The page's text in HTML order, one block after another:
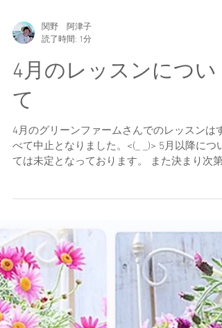
修学旅行、大会や公演・・・。 喜んだり、悲
んだり、悔しい思いをしたり、勝ったり、負
たり、人生に影響...
関野 阿津子
読了時間: 1分
4月のレッスンについ
て
4月のグリーンファームさんでのレッスンはす
ては未定となっております。 また決まり次第